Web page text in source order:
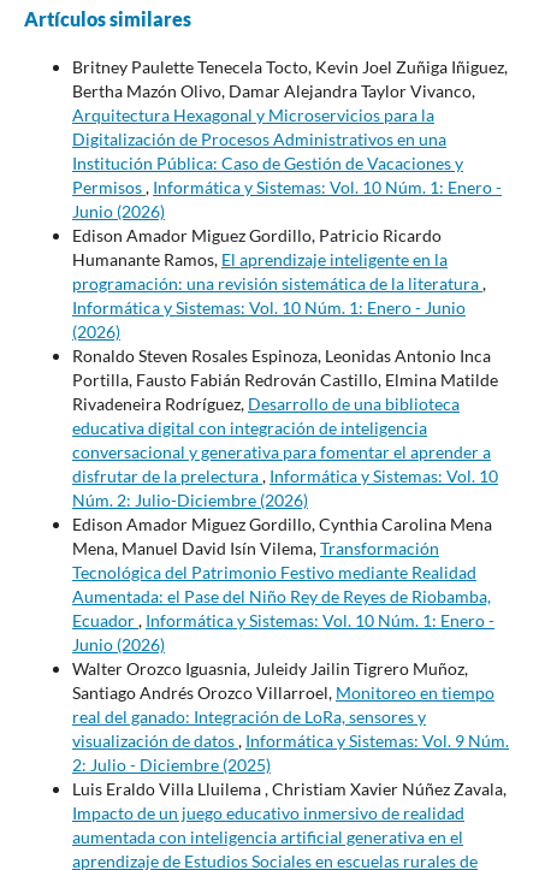
Artículos similares
Britney Paulette Tenecela Tocto, Kevin Joel Zuñiga Iñiguez,
Bertha Mazón Olivo, Damar Alejandra Taylor Vivanco,
Arquitectura Hexagonal y Microservicios para la
Digitalización de Procesos Administrativos en una
Institución Pública: Caso de Gestión de Vacaciones y
Permisos, Informática y Sistemas: Vol. 10 Núm. 1: Enero -
Junio (2026)
Edison Amador Miguez Gordillo, Patricio Ricardo
Humanante Ramos, El aprendizaje inteligente en la
programación: una revisión sistemática de la literatura,
Informática y Sistemas: Vol. 10 Núm. 1: Enero - Junio
(2026)
Ronaldo Steven Rosales Espinoza, Leonidas Antonio Inca
Portilla, Fausto Fabián Redrován Castillo, Elmina Matilde
Rivadeneira Rodríguez, Desarrollo de una biblioteca
educativa digital con integración de inteligencia
conversacional y generativa para fomentar el aprender a
disfrutar de la prelectura, Informática y Sistemas: Vol. 10
Núm. 2: Julio-Diciembre (2026)
Edison Amador Miguez Gordillo, Cynthia Carolina Mena
Mena, Manuel David Isín Vilema,Transformación
Tecnológica del Patrimonio Festivo mediante Realidad
Aumentada: el Pase del Niño Rey de Reyes de Riobamba,
Ecuador, Informática y Sistemas: Vol. 10 Núm. 1: Enero -
Junio (2026)
Walter Orozco Iguasnia, Juleidy Jailin Tigrero Muñoz,
Santiago Andrés Orozco Villarroel, Monitoreo en tiempo
real del ganado: Integración de LoRa, sensores y
visualización de datos, Informática y Sistemas: Vol. 9 Núm.
2: Julio - Diciembre (2025)
Luis Eraldo Villa Lluilema , Christiam Xavier Núñez Zavala,
Impacto de un juego educativo inmersivo de realidad
aumentada con inteligencia artificial generativa en el
aprendizaje de Estudios Sociales en escuelas rurales de